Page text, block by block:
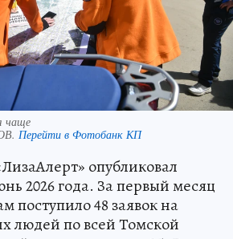
чаще
Перейти в Фотобанк КП
опубликовал
2026 года. За первый месяц
поступило 48 заявок на
людей по всей Томской